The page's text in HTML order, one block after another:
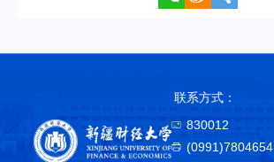
联系方式：
830012
(0991)7804654